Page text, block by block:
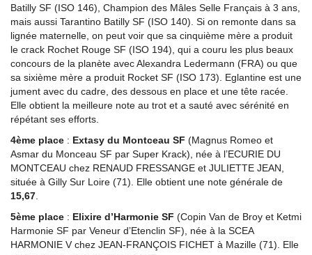
Batilly SF (ISO 146), Champion des Mâles Selle Français à 3 ans,
mais aussi Tarantino Batilly SF (ISO 140). Si on remonte dans sa
lignée maternelle, on peut voir que sa cinquième mère a produit
le crack Rochet Rouge SF (ISO 194), qui a couru les plus beaux
concours de la planète avec Alexandra Ledermann (FRA) ou que
sa sixième mère a produit Rocket SF (ISO 173). Eglantine est une
jument avec du cadre, des dessous en place et une tête racée.
Elle obtient la meilleure note au trot et a sauté avec sérénité en
répétant ses efforts.
4ème place : Extasy du Montceau SF (Magnus Romeo et
Asmar du Monceau SF par Super Krack), née à l’ECURIE DU
MONTCEAU chez RENAUD FRESSANGE et JULIETTE JEAN,
située à Gilly Sur Loire (71). Elle obtient une note générale de
15,67
5ème place : Elixire d’Harmonie SF (Copin Van de Broy et Ketmi
Harmonie SF par Veneur d’Etenclin SF), née à la SCEA
HARMONIE V chez JEAN-FRANÇOIS FICHET à Mazille (71). Elle